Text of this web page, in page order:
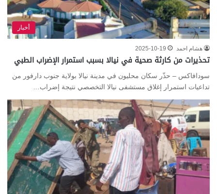
أخبار
هشام احمد 2025-10-19
تحذيرات من كارثة صحية في نيالا بسبب استمرار الإضراب الطبي
سودافاكس – حذّر سكان محليون في مدينة نيالا بولاية جنوب دارفور من
تداعيات استمرار إغلاق مستشفى نيالا التخصصي نتيجة إضراب…